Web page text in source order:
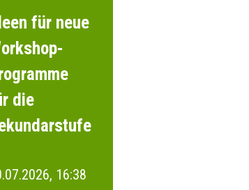
für neue
die
16:38